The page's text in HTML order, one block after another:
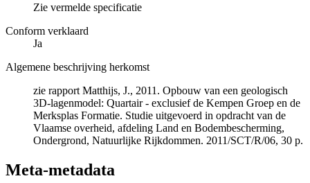
Zie vermelde specificatie
Conform verklaard
Ja
Algemene beschrijving herkomst
zie rapport Matthijs, J., 2011. Opbouw van een geologisch
3D-lagenmodel: Quartair - exclusief de Kempen Groep en de
Merksplas Formatie. Studie uitgevoerd in opdracht van de
Vlaamse overheid, afdeling Land en Bodembescherming,
Ondergrond, Natuurlijke Rijkdommen. 2011/SCT/R/06, 30 p.
Meta-metadata